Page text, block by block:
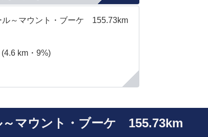
～マウント・ブーケ 155.73km
km・9%)
マウント・ブーケ 155.73km